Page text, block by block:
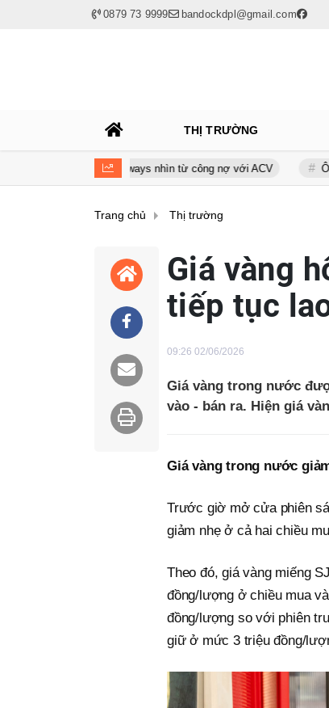
0879 73 9999 bandockdpl@gmail.com
THỊ TRƯỜNG
Bamboo Airways nhìn từ công nợ với ACV Ô tô Á Châu:
Trang chủ Thị trường
Giá vàng
tiếp tục
09:26 02/06/2026
Giá vàng trong nước
vào - bán ra. Hiện giá
Giá vàng trong nước
Trước giờ mở cửa phiên
giảm nhẹ ở cả hai chiều
Theo đó, giá vàng miếng
đồng/lượng ở chiều mua
đồng/lượng so với phiên
giữ ở mức 3 triệu đồng/